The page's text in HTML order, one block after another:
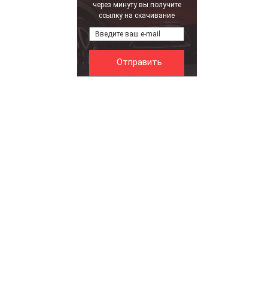
через минуту вы получите
ссылку на скачивание